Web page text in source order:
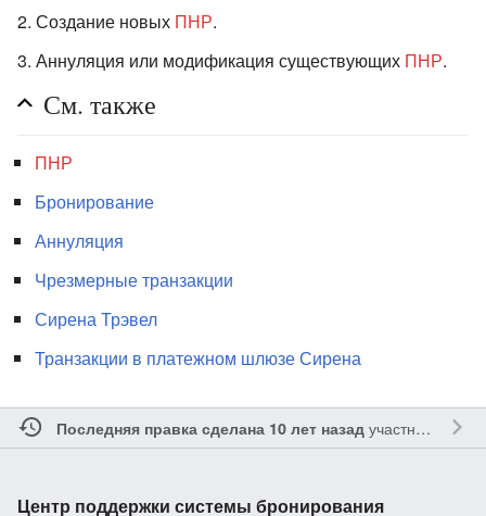
Создание новых ПНР.
Аннуляция или модификация существующих ПНР.
См. также
ПНР
Бронирование
Аннуляция
Чрезмерные транзакции
Сирена Трэвел
Транзакции в платежном шлюзе Сирена
Последняя правка сделана 10 лет назадучастником
Центр поддержки системы бронирования